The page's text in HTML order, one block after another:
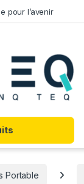
pour l’avenir
Portable